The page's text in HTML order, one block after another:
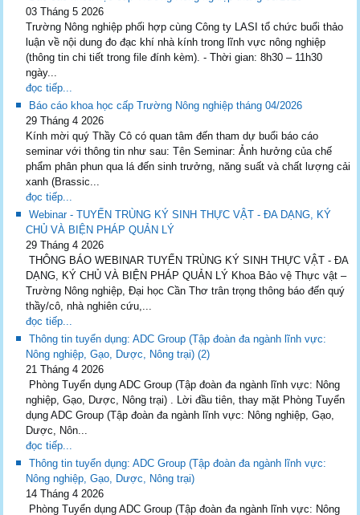
03 Tháng 5 2026
Trường Nông nghiệp phối hợp cùng Công ty LASI tổ chức buổi thảo
luận về nội dung đo đạc khí nhà kính trong lĩnh vực nông nghiệp
(thông tin chi tiết trong file đính kèm). - Thời gian: 8h30 – 11h30
ngày...
đọc tiếp...
Báo cáo khoa học cấp Trường Nông nghiệp tháng 04/2026
29 Tháng 4 2026
Kính mời quý Thầy Cô có quan tâm đến tham dự buổi báo cáo
seminar với thông tin như sau: Tên Seminar: Ảnh hưởng của chế
phẩm phân phun qua lá đến sinh trưởng, năng suất và chất lượng cải
xanh (Brassic...
đọc tiếp...
Webinar - TUYẾN TRÙNG KÝ SINH THỰC VẬT - ĐA DẠNG, KÝ
CHỦ VÀ BIỆN PHÁP QUẢN LÝ
29 Tháng 4 2026
THÔNG BÁO WEBINAR TUYẾN TRÙNG KÝ SINH THỰC VẬT - ĐA
DẠNG, KÝ CHỦ VÀ BIỆN PHÁP QUẢN LÝ Khoa Bảo vệ Thực vật –
Trường Nông nghiệp, Đại học Cần Thơ trân trọng thông báo đến quý
thầy/cô, nhà nghiên cứu,...
đọc tiếp...
Thông tin tuyển dụng: ADC Group (Tập đoàn đa ngành lĩnh vực:
Nông nghiệp, Gạo, Dược, Nông trại) (2)
21 Tháng 4 2026
Phòng Tuyển dụng ADC Group (Tập đoàn đa ngành lĩnh vực: Nông
nghiệp, Gạo, Dược, Nông trại) . Lời đầu tiên, thay mặt Phòng Tuyển
dụng ADC Group (Tập đoàn đa ngành lĩnh vực: Nông nghiệp, Gạo,
Dược, Nôn...
đọc tiếp...
Thông tin tuyển dụng: ADC Group (Tập đoàn đa ngành lĩnh vực:
Nông nghiệp, Gạo, Dược, Nông trại)
14 Tháng 4 2026
Phòng Tuyển dụng ADC Group (Tập đoàn đa ngành lĩnh vực: Nông